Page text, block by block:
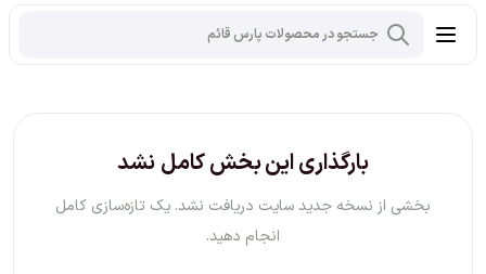
بارگذاری این بخش کامل نشد
بخشی از نسخه جدید سایت دریافت نشد. یک تازه‌سازی کامل
انجام دهید.